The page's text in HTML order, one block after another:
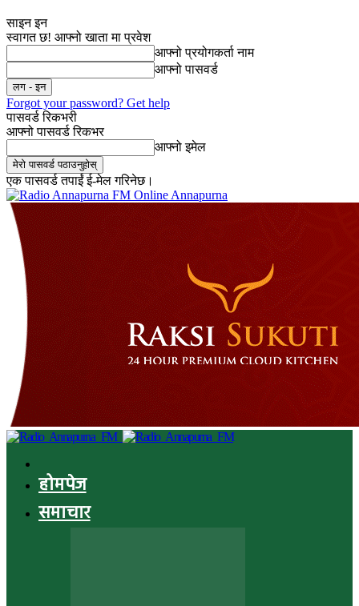
साइन इन
स्वागत छ! आफ्नो खाता मा प्रवेश
आफ्नो प्रयोगकर्ता नाम
आफ्नो पासवर्ड
Forgot your password? Get help
पासवर्ड रिकभरी
आफ्नो पासवर्ड रिकभर
आफ्नो इमेल
एक पासवर्ड तपाईं ई-मेल गरिनेछ।
Online Annapurna
होमपेज
समाचार